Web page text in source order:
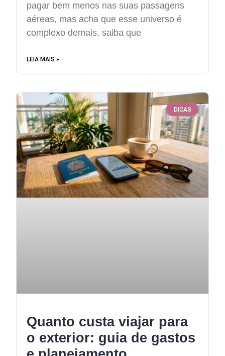
pagar bem menos nas suas passagens
aéreas, mas acha que esse universo é
complexo demais, saiba que
LEIA MAIS »
DICAS
Quanto custa viajar para
o exterior: guia de gastos